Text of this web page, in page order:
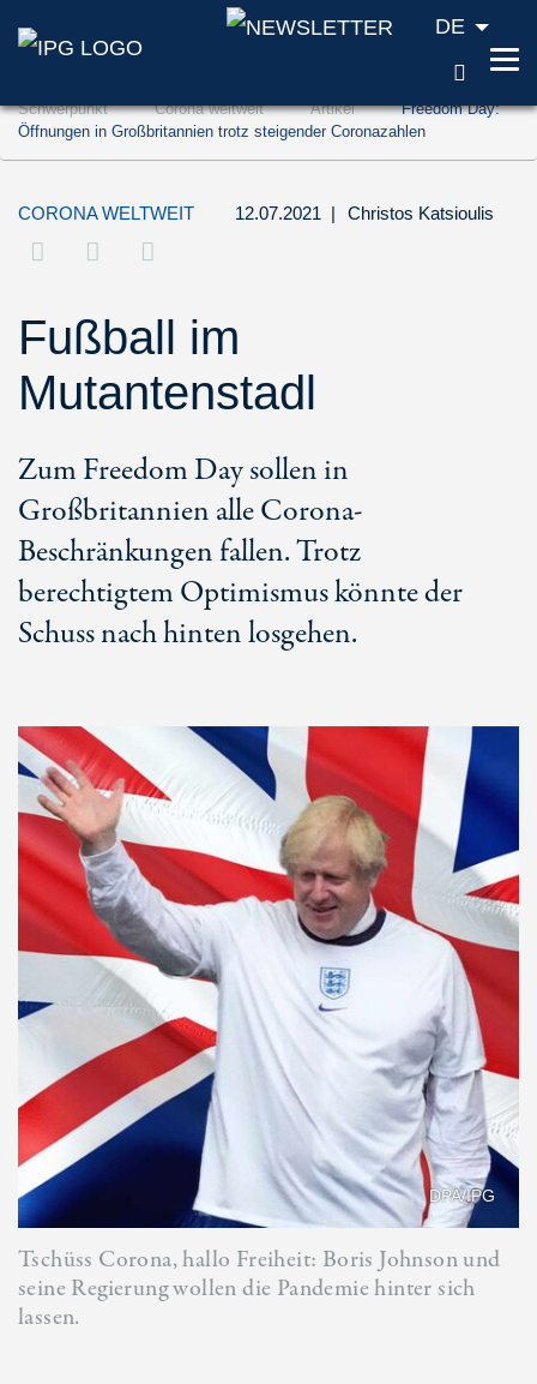
Zum Inhalt springen (Accesskey '1')
Zur Suche springen (Accesskey '2')
DE
Schwerpunkt Corona weltweit Artikel
Freedom Day:
Öffnungen in Großbritannien trotz steigender Coronazahlen
CORONA WELTWEIT 12.07.2021 | Christos Katsioulis
Fußball im
Mutantenstadl
Zum Freedom Day sollen in
Großbritannien alle Corona-
Beschränkungen fallen. Trotz
berechtigtem Optimismus könnte der
Schuss nach hinten losgehen.
DPA/IPG
Tschüss Corona, hallo Freiheit: Boris Johnson und
seine Regierung wollen die Pandemie hinter sich
lassen.